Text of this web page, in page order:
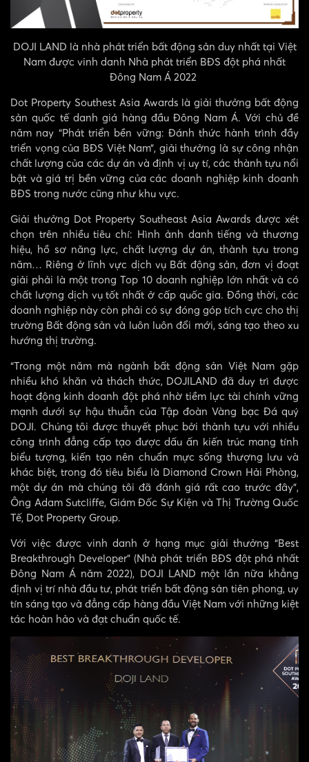
DOJI LAND là nhà phát triển bất động sản duy nhất tại Việt
Nam được vinh danh Nhà phát triển BĐS đột phá nhất
Đông Nam Á 2022
Dot Property Southest Asia Awards là giải thưởng bất động
sản quốc tế danh giá hàng đầu Đông Nam Á. Với chủ đề
năm nay “Phát triển bền vững: Đánh thức hành trình đầy
triển vọng của BĐS Việt Nam”, giải thưởng là sự công nhận
chất lượng của các dự án và định vị uy tí, các thành tựu nổi
bật và giá trị bền vững của các doanh nghiệp kinh doanh
BĐS trong nước cũng như khu vực.
Giải thưởng Dot Property Southeast Asia Awards được xét
chọn trên nhiều tiêu chí: Hình ảnh danh tiếng và thương
hiệu, hồ sơ năng lực, chất lượng dự án, thành tựu trong
năm… Riêng ở lĩnh vực dịch vụ Bất động sản, đơn vị đoạt
giải phải là một trong Top 10 doanh nghiệp lớn nhất và có
chất lượng dịch vụ tốt nhất ở cấp quốc gia. Đồng thời, các
doanh nghiệp này còn phải có sự đóng góp tích cực cho thị
trường Bất động sản và luôn luôn đổi mới, sáng tạo theo xu
hướng thị trường.
“Trong một năm mà ngành bất động sản Việt Nam gặp
nhiều khó khăn và thách thức, DOJILAND đã duy trì được
hoạt động kinh doanh đột phá nhờ tiềm lực tài chính vững
mạnh dưới sự hậu thuẫn của Tập đoàn Vàng bạc Đá quý
DOJI. Chúng tôi được thuyết phục bởi thành tựu với nhiều
công trình đẳng cấp tạo được dấu ấn kiến trúc mang tính
biểu tượng, kiến tạo nên chuẩn mực sống thượng lưu và
khác biệt, trong đó tiêu biểu là Diamond Crown Hải Phòng,
một dự án mà chúng tôi đã đánh giá rất cao trước đây”,
Ông Adam Sutcliffe, Giám Đốc Sự Kiện và Thị Trường Quốc
Tế, Dot Property Group.
Với việc được vinh danh ở hạng mục giải thưởng “Best
Breakthrough Developer” (Nhà phát triển BĐS đột phá nhất
Đông Nam Á năm 2022), DOJI LAND một lần nữa khẳng
định vị trí nhà đầu tư, phát triển bất động sản tiên phong, uy
tín sáng tạo và đẳng cấp hàng đầu Việt Nam với những kiệt
tác hoàn hảo và đạt chuẩn quốc tế.